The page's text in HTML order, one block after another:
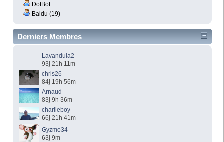
DotBot
Baidu (19)
Derniers Membres
Lavandula2
93j 21h 11m
chris26
84j 19h 56m
Arnaud
83j 9h 36m
charlieboy
66j 21h 41m
Gyzmo34
63j 9m